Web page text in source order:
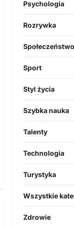
Psychologia
Rozrywka
Społeczeństwo
Sport
Styl życia
Szybka nauka
Talenty
Technologia
Turystyka
Wszystkie
Zdrowie